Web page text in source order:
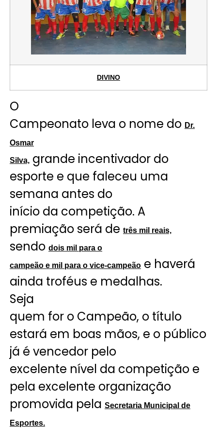
DIVINO
O
Campeonato leva o nome do Dr.
Osmar
Silva, grande incentivador do
esporte e que faleceu uma
semana antes do
início da competição. A
premiação será de três mil reais,
sendo dois mil para o
campeão e mil para o vice-campeão e haverá
ainda troféus e medalhas.
Seja
quem for o Campeão, o título
estará em boas mãos, e o público
já é vencedor pelo
excelente nível da competição e
pela excelente organização
promovida pela Secretaria Municipal de
Esportes.